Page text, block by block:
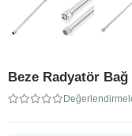
Beze Radyatör